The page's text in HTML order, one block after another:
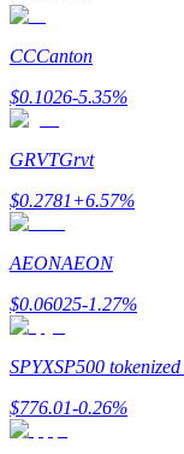
Bilgi
Ticaret bilgileri
Rehber
CCCanton
$0.1026-5.35%
GRVTGrvt
$0.2781+6.57%
AEONAEON
$0.06025-1.27%
SPYXSP500
$776.01-0.26%